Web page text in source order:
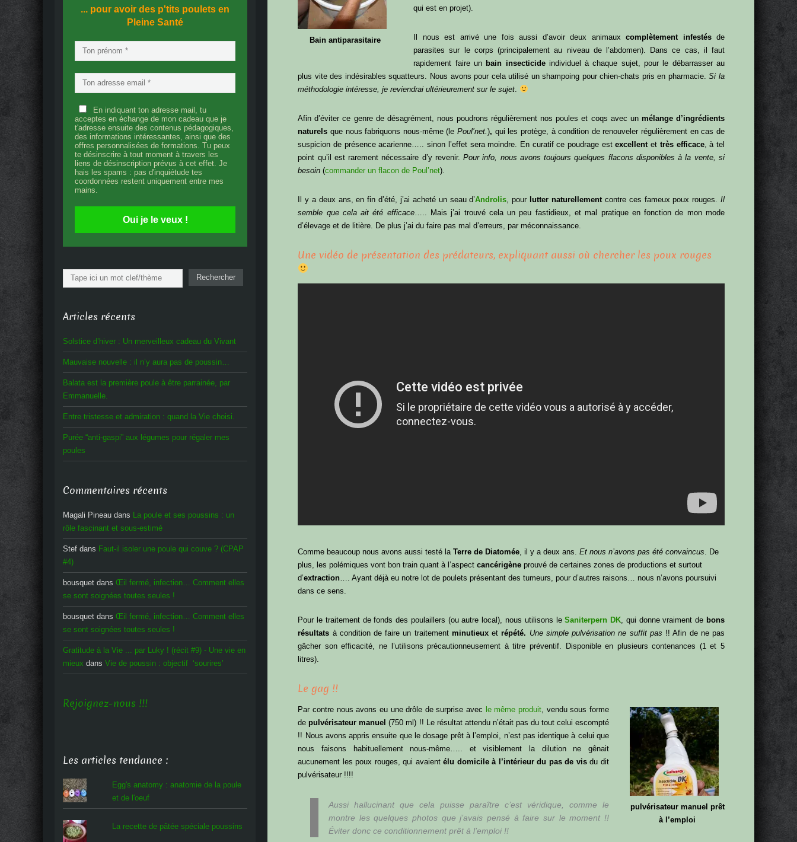
Bain antiparasitaire
qui est en projet).
Il nous est arrivé une fois aussi d’avoir deux animauxcomplètement infestésde
parasites sur le corps (principalement au niveau de l’abdomen). Dans ce cas, il faut
rapidement faire un bain insecticideindividuel à chaque sujet, pour le débarrasser au
plus vite des indésirables squatteurs. Nous avons pour cela utilisé un shampoing pour chien-chats pris en pharmacie.Si la
méthodologie intéresse, je reviendrai ultérieurement sur le sujet
Afin d’éviter ce genre de désagrément, nous poudrons régulièrement nos poules et coqs avec un mélange d’ingrédients
naturels que nous fabriquons nous-même (lePoul’net.), qui les protège, à condition de renouveler régulièrement en cas de
suspicion de présence acarienne….. sinon l’effet sera moindre. En curatif ce poudrage estexcellent et très efficace, à tel
point qu’il est rarement nécessaire d’y revenir.Pour info, nous avons toujours quelques flacons disponibles à la vente, si
besoin (commander un flacon de Poul’net).
Il y a deux ans, en fin d’été, j’ai acheté un seau d’Androlis , pour lutter naturellementcontre ces fameux poux rouges.Il
semble que cela ait été efficace….. Mais j’ai trouvé cela un peu fastidieux, et mal pratique en fonction de mon mode
d’élevage et de litière. De plus j’ai du faire pas mal d’erreurs, par méconnaissance.
Une vidéo de présentation des prédateurs, expliquant aussi où chercher les poux rouges
Comme beaucoup nous avons aussi testé laTerre de Diatomée , il y a deux ans.Et nous n’avons pas été convaincus . De
plus, les polémiques vont bon train quant à l’aspectcancérigène prouvé de certaines zones de productions et surtout
d’extraction …. Ayant déjà eu notre lot de poulets présentant des tumeurs, pour d’autres raisons… nous n’avons poursuivi
dans ce sens.
Pour le traitement de fonds des poulaillers (ou autre local), nous utilisons leSaniterpern DK , qui donne vraiment de bons
résultats à condition de faire un traitement minutieuxetrépété. Une simple pulvérisation ne suffit pas !! Afin de ne pas
gâcher son efficacité, ne l’utilisons précautionneusement à titre préventif. Disponible en plusieurs contenances (1 et 5
litres).
Le gag !!
pulvérisateur manuel prêt
à l’emploi
Par contre nous avons eu une drôle de surprise avec le même produit , vendu sous forme
depulvérisateur manuel (750 ml) !! Le résultat attendu n’était pas du tout celui escompté
!! Nous avons appris ensuite que le dosage prêt à l’emploi, n’est pas identique à celui que
nous faisons habituellement nous-même….. et visiblement la dilution ne gênait
aucunement les poux rouges, qui avaientélu domicile à l’intérieur du pas de visdu dit
pulvérisateur !!!!
Aussi hallucinant que cela puisse paraître c’est véridique, comme le
montre les quelques photos que j’avais pensé à faire sur le moment !!
Éviter donc ce conditionnement prêt à l’emploi!!
... pour avoir des p'tits poulets en
Pleine Santé
En indiquant ton adresse mail, tu
acceptes en échange de mon cadeau que je
t'adresse ensuite des contenus pédagogiques,
des informations intéressantes, ainsi que des
offres personnalisées de formations. Tu peux
te désinscrire à tout moment à travers les
liens de désinscription prévus à cet effet. Je
hais les spams : pas d'inquiétude tes
coordonnées restent uniquement entre mes
mains.
Oui je le veux !
Rechercher Rechercher
Articles récents
Solstice d’hiver : Un merveilleux cadeau du Vivant
Mauvaise nouvelle : il n’y aura pas de poussin…
Balata est la première poule à être parrainée, par
Emmanuelle.
Entre tristesse et admiration : quand la Vie choisi.
Purée “anti-gaspi” aux légumes pour régaler mes
poules
Commentaires récents
Magali Pineau dans La poule et ses poussins : un
rôle fascinant et sous-estimé
Stef dans Faut-il isoler une poule qui couve ? (CPAP
#4)
bousquet dans Œil fermé, infection… Comment elles
se sont soignées toutes seules !
bousquet dans Œil fermé, infection… Comment elles
se sont soignées toutes seules !
Gratitude à la Vie ... par Luky ! (récit #9) - Une vie en
mieux dans Vie de poussin : objectif ‘sourires’
Rejoignez-nous !!!
Les articles tendance :
Egg's anatomy : anatomie de la poule
et de l'oeuf
La recette de pâtée spéciale poussins